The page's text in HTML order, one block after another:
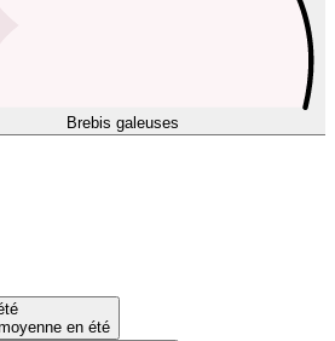
Brebis galeuses
en été